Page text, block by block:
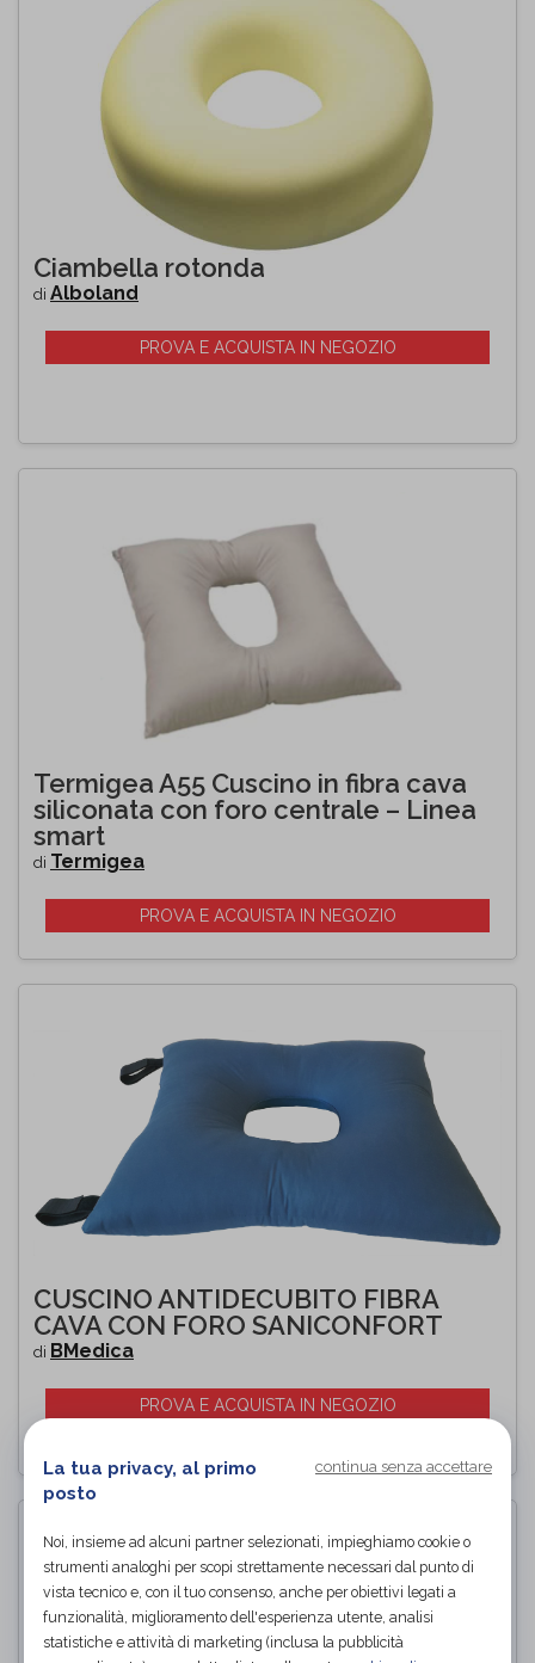
Ciambella rotonda
di Alboland
PROVA E ACQUISTA IN NEGOZIO
Termigea A55 Cuscino in fibra cava
siliconata con foro centrale – Linea
smart
di Termigea
PROVA E ACQUISTA IN NEGOZIO
CUSCINO ANTIDECUBITO FIBRA
CAVA CON FORO SANICONFORT
di BMedica
PROVA E ACQUISTA IN NEGOZIO
La tua privacy, al primo
posto
continua senza accettare
Noi, insieme ad alcuni partner selezionati, impieghiamo cookie o
strumenti analoghi per scopi strettamente necessari dal punto di
vista tecnico e, con il tuo consenso, anche per obiettivi legati a
funzionalità, miglioramento dell'esperienza utente, analisi
statistiche e attività di marketing (inclusa la pubblicità